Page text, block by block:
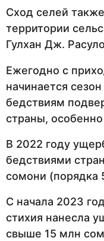
Сход селей
территории
Гулхан Дж.
Ежегодно с
начинается
бедствиям
страны,
В 2022 году
бедствиями
сомони
С начала 2023
стихия нанесла
свыше 15 млн